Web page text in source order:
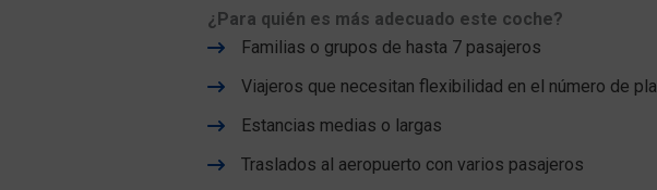
¿Para quién es más adecuado este coche?
Familias o grupos de hasta 7 pasajeros
Viajeros que necesitan flexibilidad en el número de
Estancias medias o largas
Traslados al aeropuerto con varios pasajeros